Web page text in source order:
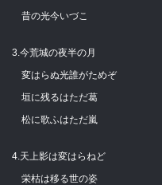
昔の光今いづこ
3.今荒城の夜半の月
変はらぬ光誰がためぞ
垣に残るはただ葛
松に歌ふはただ嵐
4.天上影は変はらねど
栄枯は移る世の姿